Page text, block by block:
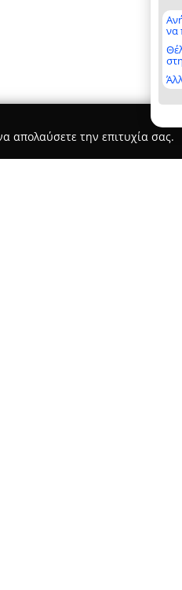
να
απολαύσετε την επιτυχία σας.